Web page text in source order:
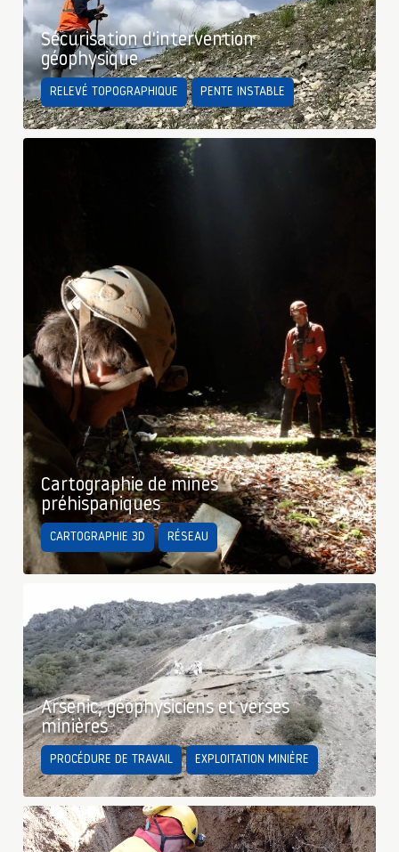
Sécurisation d'intervention
géophysique
RELEVÉ TOPOGRAPHIQUE PENTE INSTABLE
Cartographie de mines
préhispaniques
CARTOGRAPHIE 3D RÉSEAU
Arsenic, géophysiciens et verses
minières
PROCÉDURE DE TRAVAIL EXPLOITATION MINIÈRE